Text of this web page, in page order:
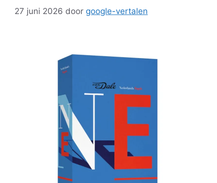
27 juni 2026 door google-vertalen